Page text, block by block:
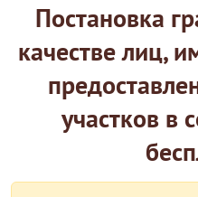
Постановка
качестве лиц,
участков в